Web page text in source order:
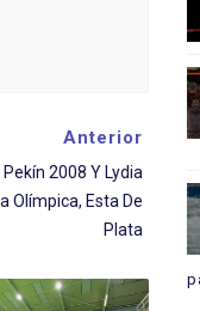
Anterior
2008 Y Lydia
Olímpica, Esta De
Plata